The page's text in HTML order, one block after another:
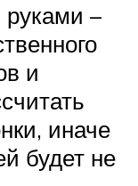
–
и
иначе
будет не